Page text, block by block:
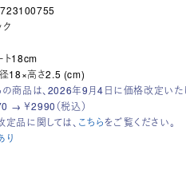
ト18cm
18×高さ2.5 (cm)
の商品は、2026年9月4日に価格改定いた
→ ￥2990（税込）
定品に関しては、 こちらをご覧ください。
り